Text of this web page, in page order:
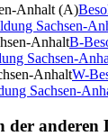
Anhalt (A)
Sachsen-
AnhaltB-
Sachsen-
AnhaltW-
Sachsen-
der anderen